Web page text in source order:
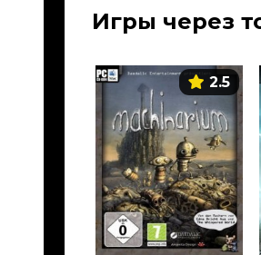
Игры через
2.5